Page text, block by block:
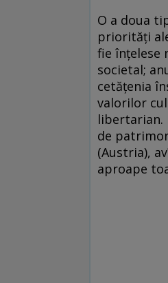
O a doua
priorităţi
fie înţelese
societal;
cetăţenia
valorilor
libertarian.
de
(Austria),
aproape